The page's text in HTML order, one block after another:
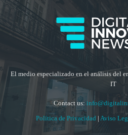
El medio especializado en el análisis del
IT
Contact us:
Política de Privacidad | Aviso